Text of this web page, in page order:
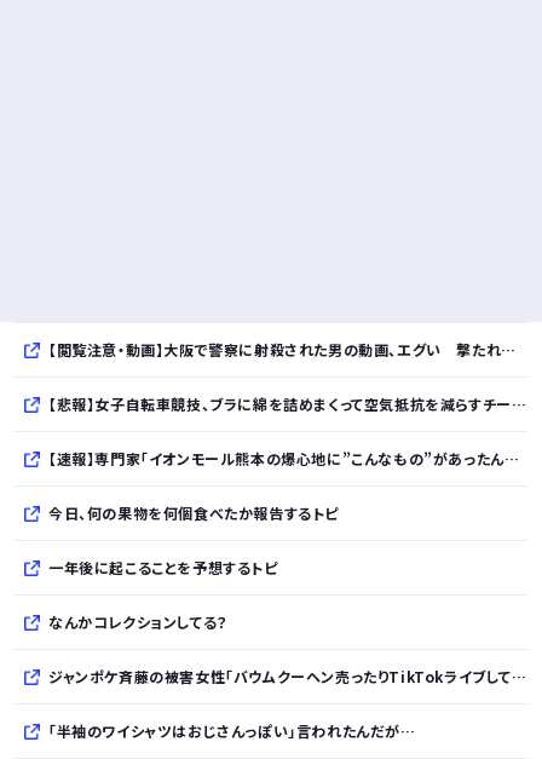
【閲覧注意・動画】大阪で警察に射殺された男の動画、エグい 撃たれてから叫びながら苦しみもがいて死ぬ
【悲報】女子自転車競技、ブラに綿を詰めまくって空気抵抗を減らすチート技が発覚ｗｗｗ
【速報】専門家「イオンモール熊本の爆心地に”こんなもの”があったんだけど…」
今日、何の果物を何個食べたか報告するトピ
一年後に起こることを予想するトピ
なんかコレクションしてる？
ジャンポケ斉藤の被害女性「バウムクーヘン売ったりTikTokライブしててムカついたから示談しなかった」
「半袖のワイシャツはおじさんっぽい」言われたんだが…